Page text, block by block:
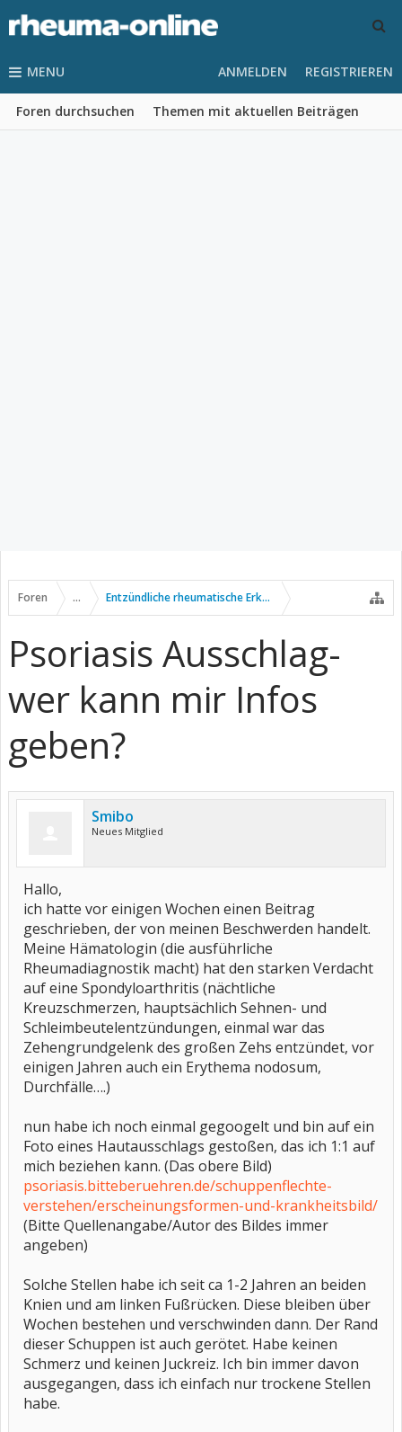
MENU
Foren durchsuchen Themen mit aktuellen Beiträgen
ANMELDEN REGISTRIEREN
Foren ... Entzündliche rheumatische Erkrankungen
Psoriasis Ausschlag-
wer kann mir Infos
geben?
Smibo
Neues Mitglied
Hallo,
ich hatte vor einigen Wochen einen Beitrag
geschrieben, der von meinen Beschwerden handelt.
Meine Hämatologin (die ausführliche
Rheumadiagnostik macht) hat den starken Verdacht
auf eine Spondyloarthritis (nächtliche
Kreuzschmerzen, hauptsächlich Sehnen- und
Schleimbeutelentzündungen, einmal war das
Zehengrundgelenk des großen Zehs entzündet, vor
einigen Jahren auch ein Erythema nodosum,
Durchfälle….)
nun habe ich noch einmal gegoogelt und bin auf ein
Foto eines Hautausschlags gestoßen, das ich 1:1 auf
mich beziehen kann. (Das obere Bild)
psoriasis.bitteberuehren.de/schuppenflechte-
verstehen/erscheinungsformen-und-krankheitsbild/
(Bitte Quellenangabe/Autor des Bildes immer
angeben)
Solche Stellen habe ich seit ca 1-2 Jahren an beiden
Knien und am linken Fußrücken. Diese bleiben über
Wochen bestehen und verschwinden dann. Der Rand
dieser Schuppen ist auch gerötet. Habe keinen
Schmerz und keinen Juckreiz. Ich bin immer davon
ausgegangen, dass ich einfach nur trockene Stellen
habe.